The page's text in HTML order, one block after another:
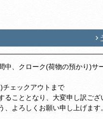
中、クローク(荷物の預かり)サ
ェックアウトまで
こととなり、大変申し訳ござ
よろしくお願い申し上げます。